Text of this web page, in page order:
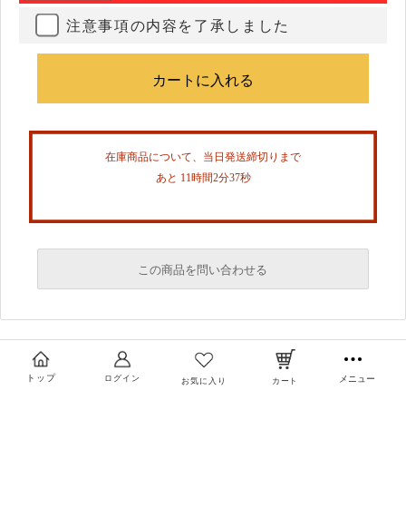
注意事項の内容を了承しました
在庫商品について、当日発送締切りまで
あと 11時間2分36秒
この商品を問い合わせる
トップ ログイン お気に入り カート メニュー